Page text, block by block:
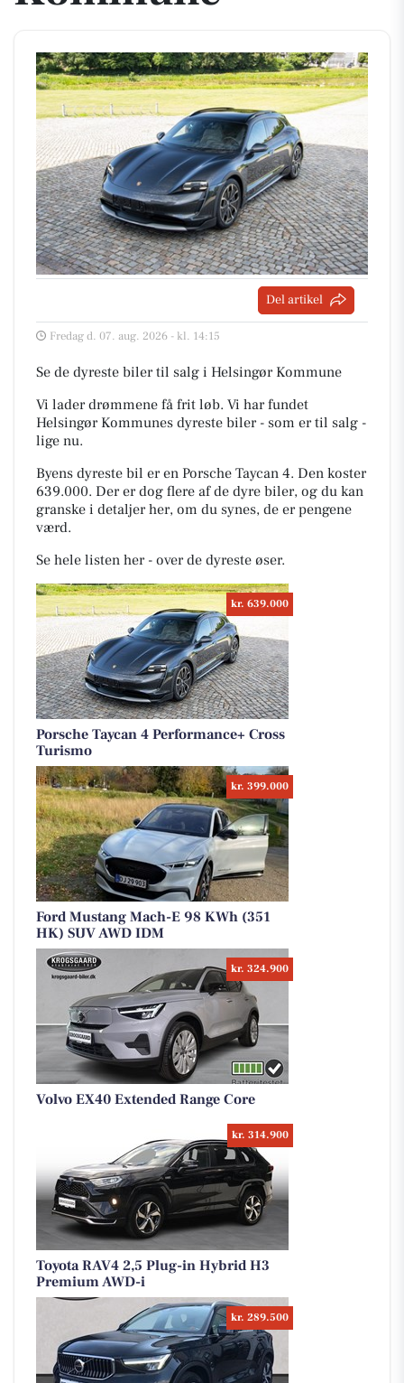
Del artikel
Fredag d. 07. aug. 2026 - kl. 14:15
Se de dyreste biler til salg i Helsingør Kommune
Vi lader drømmene få frit løb. Vi har fundet
Helsingør Kommunes dyreste biler - som er til salg -
lige nu.
Byens dyreste bil er en Porsche Taycan 4. Den koster
639.000. Der er dog flere af de dyre biler, og du kan
granske i detaljer her, om du synes, de er pengene
værd.
Se hele listen her - over de dyreste øser.
kr. 639.000
Porsche Taycan 4 Performance+ Cross
Turismo
kr. 399.000
Ford Mustang Mach-E 98 KWh (351
HK) SUV AWD IDM
kr. 324.900
Volvo EX40 Extended Range Core
kr. 314.900
Toyota RAV4 2,5 Plug-in Hybrid H3
Premium AWD-i
kr. 289.500